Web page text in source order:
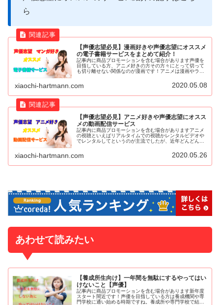
ら
【声優志望必見】漫画好きや声優志望にオススメ
の電子書籍サービスをまとめて紹介！
記事内に商品プロモーションを含む場合があります声優を
目指している方、アニメ好きの方その方々にとって切って
も切り離せない関係なのが漫画です！アニメは漫画やライ
xiaochi-hartmann.com 2020.05.08
【声優志望必見】アニメ好きや声優志望にオスス
メの動画配信サービス
記事内に商品プロモーションを含む場合がありますアニメ
の視聴といえばリアルタイムでの視聴かレンタルビデオや
でレンタルしてというのが主流でしたが、近年どんどん環
xiaochi-hartmann.com 2020.05.26
あわせて読みたい
【養成所生向け】一年間を無駄にするやってはい
けないこと【声優】
記事内に商品プロモーションを含む場合があります新年度
スタート間近です！声優を目指している方は養成機関や専
門学校に通い始める時期ですね。養成所や専門学校で結果